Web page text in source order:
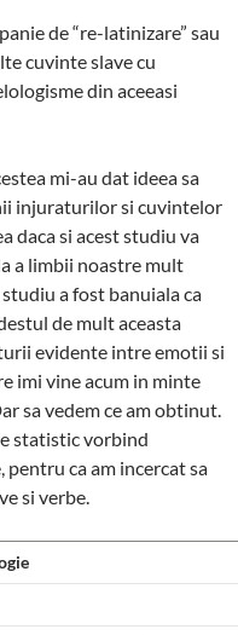
de “re-latinizare” sau
cuvinte slave cu
din aceeasi
mi-au dat ideea sa
injuraturilor si cuvintelor
daca si acest studiu va
a limbii noastre mult
a fost banuiala ca
de mult aceasta
evidente intre emotii si
imi vine acum in minte
sa vedem ce am obtinut.
statistic vorbind
ca am incercat sa
si verbe.